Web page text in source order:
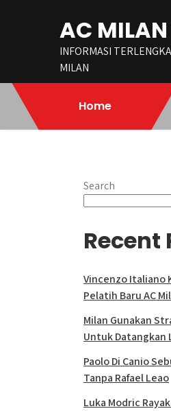
AC
INFORMASI
MILAN
Home
Search
Recent
Vincenzo Italiano
Pelatih Baru AC
Milan Gunakan
Untuk Datangkan
Paolo Di Canio
Tanpa Rafael Leao
Luka Modric